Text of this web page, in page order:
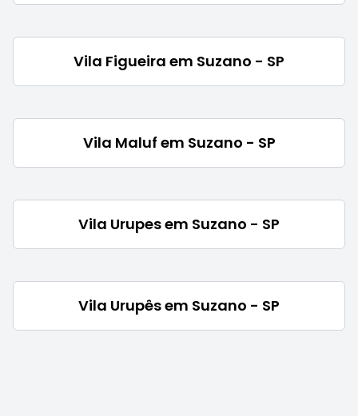
Vila Figueira em Suzano - SP
Vila Maluf em Suzano - SP
Vila Urupes em Suzano - SP
Vila Urupês em Suzano - SP